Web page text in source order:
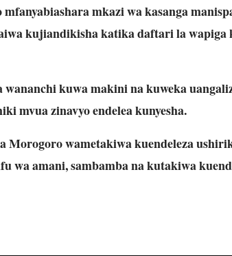
mkazi wa kasanga
kujiandikisha katika daftari la
wananchi kuwa makini na kuweka
mvua zinavyo endelea kunyesha.
Morogoro wametakiwa kuendeleza
wa amani, sambamba na kutakiwa